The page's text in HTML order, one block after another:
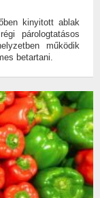
kinyitott ablak
párologtatásos
működik
betartani.